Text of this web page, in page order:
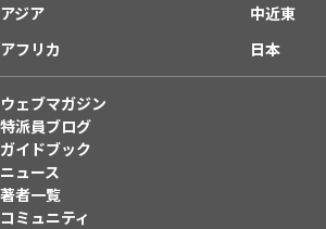
アジア
中近東
アフリカ
日本
ウェブマガジン
特派員ブログ
ガイドブック
ニュース
著者一覧
コミュニティ